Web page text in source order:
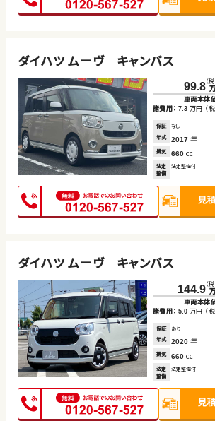
ダイハツ ムーヴ キャンバス
99.8（
車両本体
諸費用： 7.3 万円 （
保証 なし
年式
2017 年
排気 660 cc
法定
整備
法定整備付
ダイハツ ムーヴ キャンバス
144.9（
車両本体
諸費用： 5.0 万円 （
保証 あり
年式
2020 年
排気 660 cc
法定
整備
法定整備付